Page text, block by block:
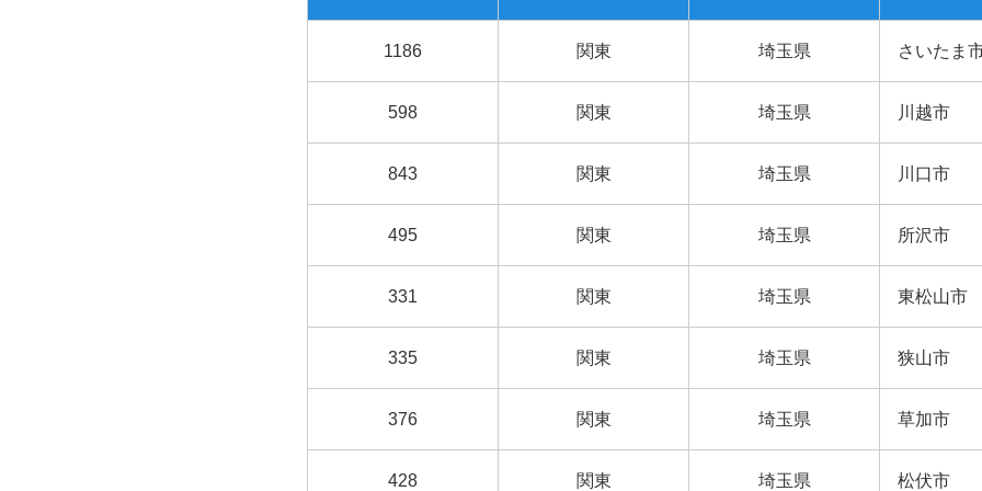
1186 関東 埼玉県 さいたま
598 関東 埼玉県 川越市
843 関東 埼玉県 川口市
495 関東 埼玉県 所沢市
331 関東 埼玉県 東松山市
335 関東 埼玉県 狭山市
376 関東 埼玉県 草加市
428 関東 埼玉県 松伏市